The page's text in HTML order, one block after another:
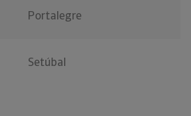
Portalegre
Setúbal